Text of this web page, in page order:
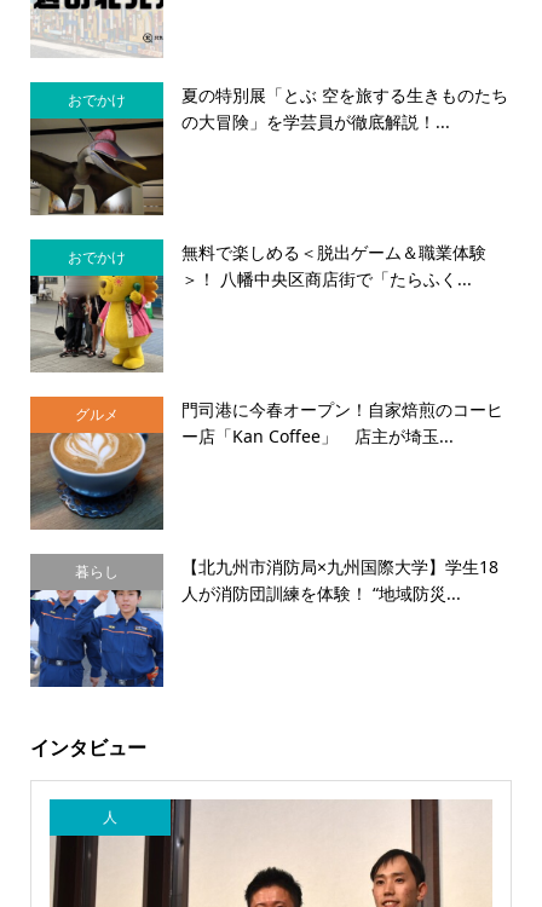
おでかけ
夏の特別展「とぶ 空を旅する生きものたち
の大冒険」を学芸員が徹底解説！...
おでかけ
無料で楽しめる＜脱出ゲーム＆職業体験
＞！ 八幡中央区商店街で「たらふく...
グルメ
門司港に今春オープン！自家焙煎のコーヒ
ー店「Kan Coffee」 店主が埼玉...
暮らし
【北九州市消防局×九州国際大学】学生18
人が消防団訓練を体験！ “地域防災...
インタビュー
人